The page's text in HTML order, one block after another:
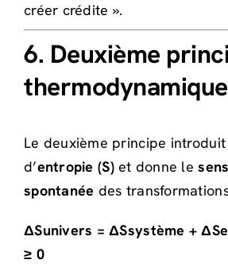
créer crédite ».
6. Deuxième
Le deuxième principe
d’entropie (S)et donne le
spontanée des
ΔSunivers = ΔSsystème +
≥ 0